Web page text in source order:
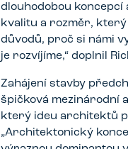
dlouhodobou
kvalitu a rozměr, který
důvodů, proč si námi
je rozvíjíme,“ doplnil
Zahájení stavby
špičková mezinárodní
který ideu architektů
„Architektonický